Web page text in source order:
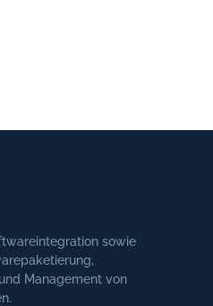
sowie
Management von